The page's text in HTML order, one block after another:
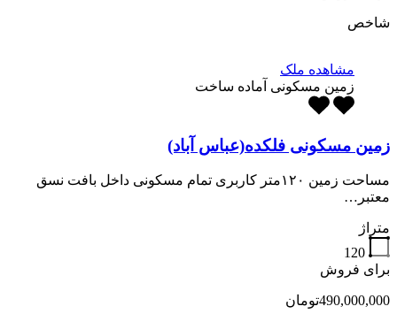
شاخص
مشاهده ملک
زمین مسکونی آماده ساخت
زمین مسکونی فلکده(عباس آباد)
مساحت زمین ۱۲۰متر کاربری تمام مسکونی داخل بافت نسق
معتبر…
متراژ
120
برای فروش
490,000,000تومان